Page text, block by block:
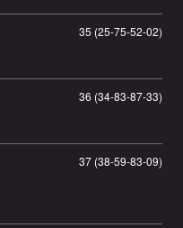
35 (25-75-52-02)
36 (34-83-87-33)
37 (38-59-83-09)